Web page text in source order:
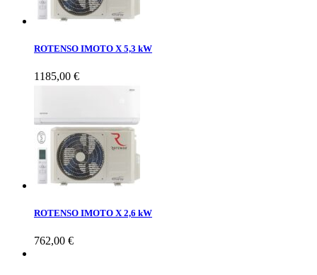
ROTENSO IMOTO X 5,3 kW
1185,00 €
ROTENSO IMOTO X 2,6 kW
762,00 €